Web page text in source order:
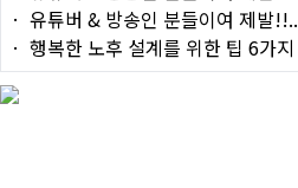
유튜버 & 방송인 분들이여 제발!!..
행복한 노후 설계를 위한 팁 6가지